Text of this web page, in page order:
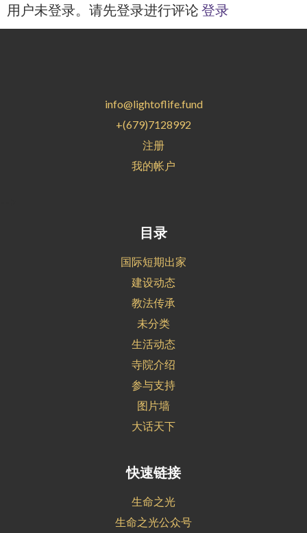
用户未登录。请先登录进行评论 登录
info@lightoflife.fund
+(679)7128992
注册
我的帐户
目录
国际短期出家
建设动态
教法传承
未分类
生活动态
寺院介绍
参与支持
图片墙
大话天下
快速链接
生命之光
生命之光公众号